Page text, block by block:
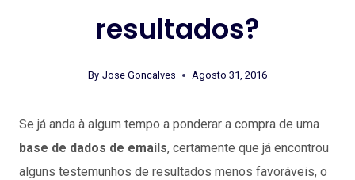
resultados?
By Jose Goncalves Agosto 31, 2016
Se já anda à algum tempo a ponderar a compra de uma
base de dados de emails, certamente que já encontrou
alguns testemunhos de resultados menos favoráveis, o